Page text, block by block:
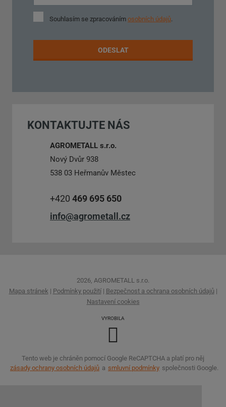
SouhlasímSouhlasím se zpracováním osobních údajů
ODESLAT
se
odeslat.
KONTAKTUJTE NÁS
AGROMETALL s.r.o.
Nový Dvůr 938
538 03 Heřmanův Městec
+420 469 695 650
info@agrometall.cz
2026, AGROMETALL s.r.o.
Mapa stránek | Podmínky použití | Bezpečnost a ochrana osobních údajů |
Nastavení cookies
VYROBILA
Tento web je chráněn pomocí Google ReCAPTCHA a platí pro něj
zásady ochrany osobních údajů a smluvní podmínky společnosti Google.